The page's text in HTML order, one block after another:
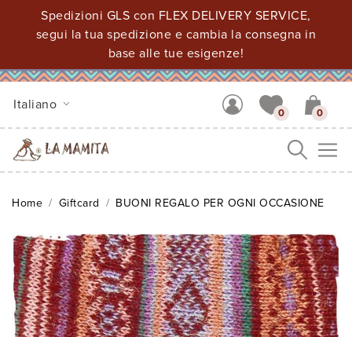
Spedizioni GLS con FLEX DELIVERY SERVICE,
segui la tua spedizione e cambia la consegna in
base alle tue esigenze!
Italiano
0 0
Home Giftcard BUONI REGALO PER OGNI OCCASIONE